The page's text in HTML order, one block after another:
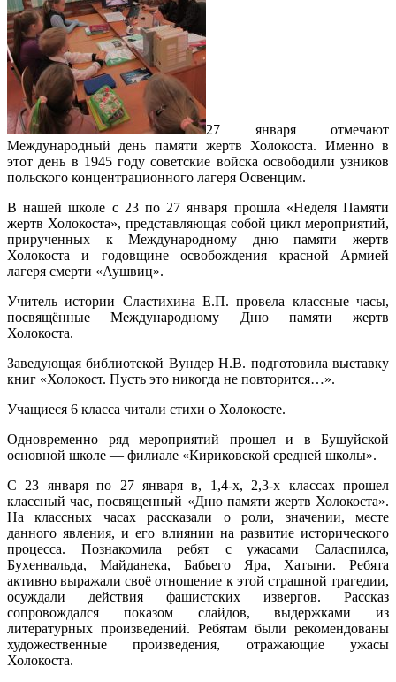
27 января отмечают
Международный день памяти жертв Холокоста. Именно в
этот день в 1945 году советские войска освободили узников
польского концентрационного лагеря Освенцим.
В нашей школе с 23 по 27 января прошла «Неделя Памяти
жертв Холокоста», представляющая собой цикл мероприятий,
прирученных к Международному дню памяти жертв
Холокоста и годовщине освобождения красной Армией
лагеря смерти «Аушвиц».
Учитель истории Сластихина Е.П. провела классные часы,
посвящённые Международному Дню памяти жертв
Холокоста.
Заведующая библиотекой Вундер Н.В. подготовила выставку
книг «Холокост. Пусть это никогда не повторится…».
Учащиеся 6 класса читали стихи о Холокосте.
Одновременно ряд мероприятий прошел и в Бушуйской
основной школе — филиале «Кириковской средней школы».
С 23 января по 27 января в, 1,4-х, 2,3-х классах прошел
классный час, посвященный «Дню памяти жертв Холокоста».
На классных часах рассказали о роли, значении, месте
данного явления, и его влиянии на развитие исторического
процесса. Познакомила ребят с ужасами Саласпилса,
Бухенвальда, Майданека, Бабьего Яра, Хатыни. Ребята
активно выражали своё отношение к этой страшной трагедии,
осуждали действия фашистских извергов. Рассказ
сопровождался показом слайдов, выдержками из
литературных произведений. Ребятам были рекомендованы
художественные произведения, отражающие ужасы
Холокоста.